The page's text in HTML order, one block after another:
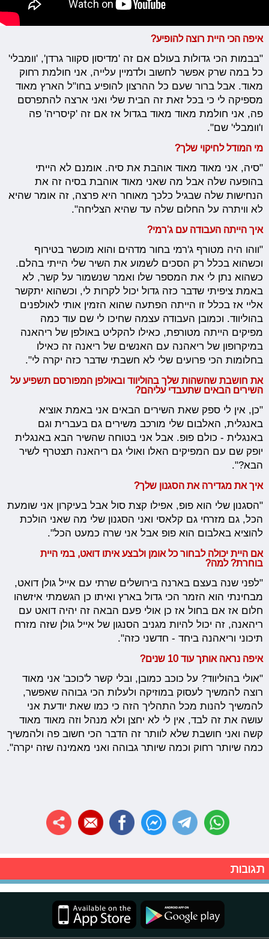
איפה הכי היית רוצה להופיע?
"בבמות הכי גדולות בעולם אם זה 'מדיסון סקוור גרדן', 'וומבלי'
כל במה שרק אפשר לחשוב ולדמיין עלייה, אני חולמת רחוק
מאוד. אבל ברור שעם כל ההרצון להופיע בחו"ל הארץ מאוד
מספיקה לי כי בכל זאת זה הבית שלי ואני ארצה להתפרסם
פה, אני חולמת מאוד מאוד בגדול אז אם זה 'קיסריה' פה
ו'וומבלי' שם".
מי המודל לחיקוי שלך?
"סיה, אני מאוד מאוד אוהבת את סיה. אומנם לא הייתי
בהופעה שלה אבל מה שאני מאוד אוהבת בסיה זה את
הנחישות שלה שבגיל כלכך מאוחר היא פרצה, זה אומר שהיא
לא וויתרה על החלום שלה עד שהיא הצליחה".
איך הייתה העבודה עם ג'רמי?
"ווהו היה מטורף ג'רמי בחור מדהים והוא מוכשר בטירוף
וכשהוא בכלל רק הסכים לשמוע את השיר שלי הייתי בהלם.
כשהוא נתן לי את המספר שלו ואמר שנשמור על קשר, לא
באמת ציפיתי שדבר כזה גדול יכול לקרות לי, וכשהוא יתקשר
אליי אז בכלל זו הייתה הפתעה שהוא הזמין אותי לאולפנים
בהוליווד. וכמובן העבודה עצמה שחיכו לי שם עוד כמה
מפיקים הייתה מטורפת, כאילו להקליט באולפן של ריהאנה
במיקרופון של ריאהנה עם האנשים של ריאנה זה כאילו
בחלומות הכי פרועים שלי לא חשבתי שדבר כזה יקרה לי".
את חושבת שהשהות שלך בהוליווד ובאולפן המפורסם תשפיע על
השירים הבאים שתעבדי עליהם?
"כן, אין לי ספק שאת השירים הבאים אני באמת אוציא
באנגלית, האלבום שלי מורכב משירים גם בעברית וגם
באנגלית - כולם פופ. אבל אני בטוחה שהשיר הבא באנגלית
יופק שם עם המפיקים האלו ואולי גם ריהאנה תצטרף לשיר
הבא?".
איך את מגדירה את הסגנון שלך?
"הסגנון שלי הוא פופ, אפילו קצת סול אבל בעיקרון אני שומעת
הכל, גם מזרחי גם קלאסי ואני הסגנון שלי מה שאני הולכת
להוציא באלבום הוא פופ אבל אני שרה כמעט הכל".
אם היית יכולה לבחור כל אומן ולבצע איתו דואט, במי היית
בוחרת? למה?
"לפני שנה בעצם בארנה בירושלים שרתי עם אייל גולן דואט,
מבחינתי הוא הזמר הכי גדול בארץ ואיתו כן הגשמתי איזשהו
חלום אז אם בחול אז כן אולי פעם הבאה זה יהיה דואט עם
ריהאנה, זה יכול להיות מגניב הסנגון של אייל גולן שזה מזרח
תיכוני וריאהנה ביחד - חדשני כזה".
איפה נראה אותך עוד 10 שנים?
"אולי בהוליווד? על כוכב כמובן, ובלי קשר ל'כוכב' אני מאוד
רוצה להמשיך לעסוק במוזיקה ולעלות הכי גבוהה שאפשר,
להמשיך להנות מכל התהליך הזה כי כמו שאת יודעת אני
עושה את זה לבד, אין לי לא יחצן ולא מנהל וזה מאוד מאוד
קשה ואני חושבת שלא לוותר זה הדבר הכי חשוב פה ולהמשיך
כמה שיותר רחוק וכמה שיותר גבוהה ואני מאמינה שזה יקרה".
תגובות